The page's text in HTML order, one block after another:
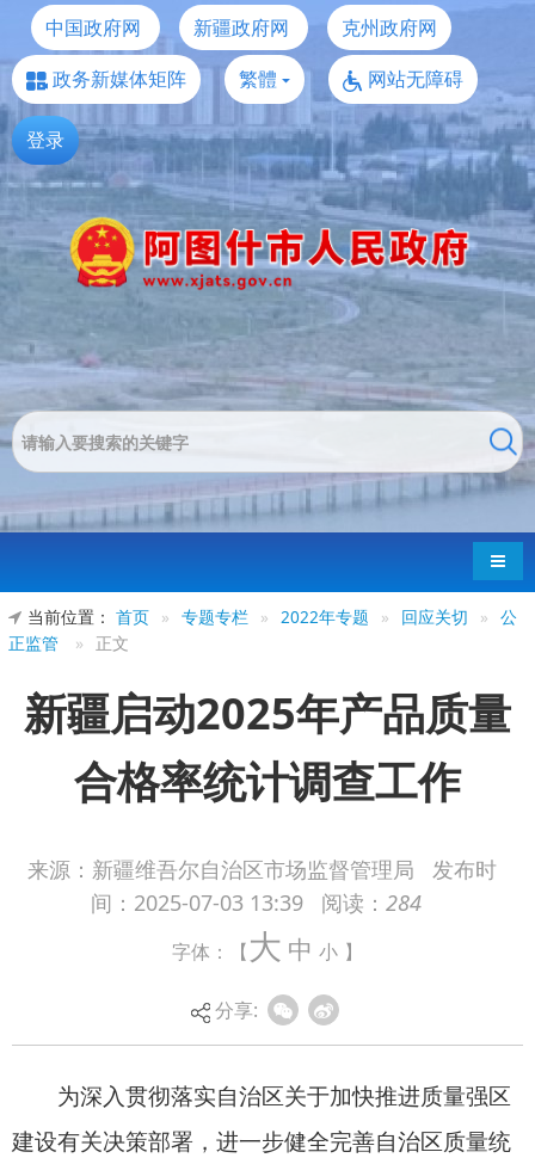
中国政府网 新疆政府网
克州政府网
政务新媒体矩阵
繁體 网站无障碍
登录
导航
当前位置： 首页 » 专题专栏 » 2022年专题 » 回应关切 » 公
正监管
» 正文
新疆启动2025年产品质量
合格率统计调查工作
来源：新疆维吾尔自治区市场监督管理局
发布时
间： 2025-07-03 13:39 阅读： 284
字体：【大 中 小 】
分享:
为深入贯彻落实自治区关于加快推进质量强区
建设有关决策部署，进一步健全完善自治区质量统
计监测评价体系，研究分析破解当前自治区产品质
量存在的瓶颈问题，为“十大产业集群”提质增效提
近日，自治区质量和知识产权强区工作领导小组办
公室（自治区市场监管局，以下简称“领导小组办公